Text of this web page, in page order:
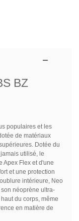
BZ
populaires et les
de matériaux
Dotée du
utilisé, le
Apex Flex et d'une
et une protection
intérieure, Neo
néoprène ultra-
du corps, même
en matière de